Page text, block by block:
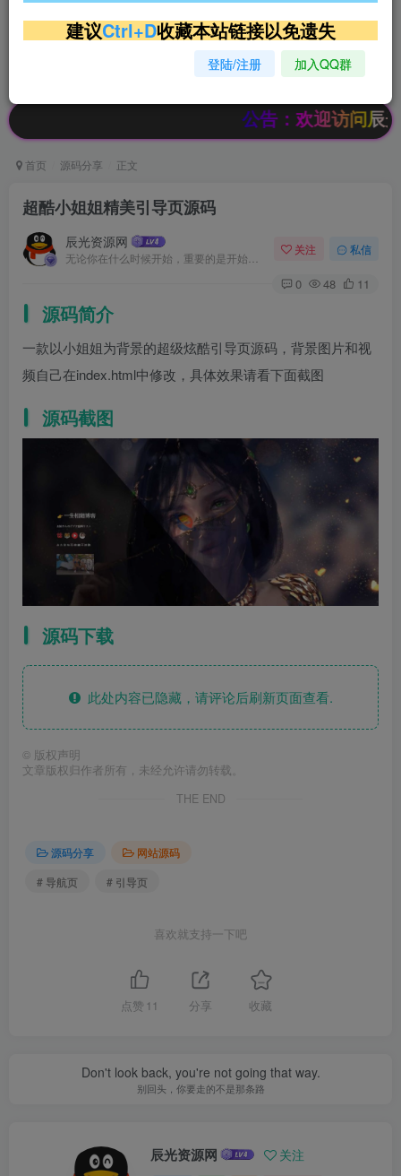
超低价文字广告位招租 超低价文字广告位招租
超低价文字广告位招租
公告：欢迎访问辰光资源
首页 源码分享 正文
超酷小姐姐精美引导页源码
辰光资源网 关注 私信
0 48 11
源码简介
一款以小姐姐为背景的超级炫酷引导页源码，背景图片和视
频自己在index.html中修改，具体效果请看下面截图
源码截图
源码下载
此处内容已隐藏，请评论后刷新页面查看.
© 版权声明
文章版权归作者所有，未经允许请勿转载。
THE END
源码分享
网站源码
# 导航页
# 引导页
喜欢就支持一下吧
点赞 11 分享 收藏
Don't look back, you're not going that way.
别回头，你要走的不是那条路
辰光资源网 关注
建议Ctrl+D收藏本站链接以免遗失
登陆/注册 加入QQ群